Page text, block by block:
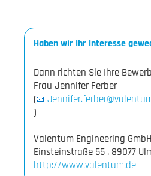
Haben wir Ihr Interesse
Dann richten Sie Ihre
Frau Jennifer Ferber
(
)
Valentum Engineering GmbH
http://www.valentum.de